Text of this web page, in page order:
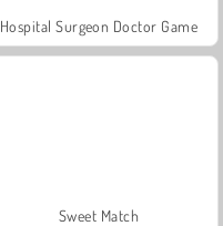
Hospital Surgeon Doctor Game
Sweet Match